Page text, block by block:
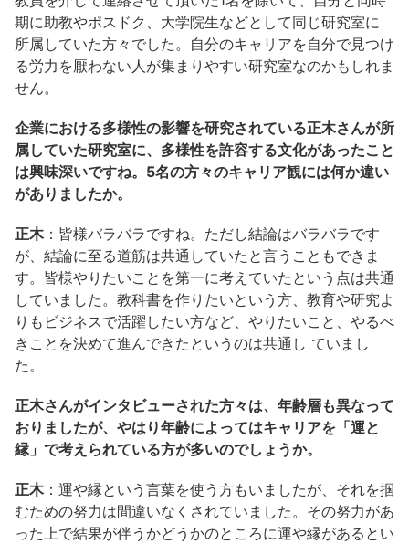
期に助教やポスドク、大学院生などとして同じ研究室に
所属していた方々でした。自分のキャリアを自分で見つけ
る労力を厭わない人が集まりやすい研究室なのかもしれま
せん。
企業における多様性の影響を研究されている正木さんが所
属していた研究室に、多様性を許容する文化があったこと
は興味深いですね。5名の方々のキャリア観には何か違い
がありましたか。
正木：皆様バラバラですね。ただし結論はバラバラです
が、結論に至る道筋は共通していたと言うこともできま
す。皆様やりたいことを第一に考えていたという点は共通
していました。教科書を作りたいという方、教育や研究よ
りもビジネスで活躍したい方など、やりたいこと、やるべ
きことを決めて進んできたというのは共通し ていまし
た。
正木さんがインタビューされた方々は、年齢層も異なって
おりましたが、やはり年齢によってはキャリアを「運と
縁」で考えられている方が多いのでしょうか。
正木：運や縁という言葉を使う方もいましたが、それを掴
むための努力は間違いなくされていました。その努力があ
った上で結果が伴うかどうかのところに運や縁があるとい